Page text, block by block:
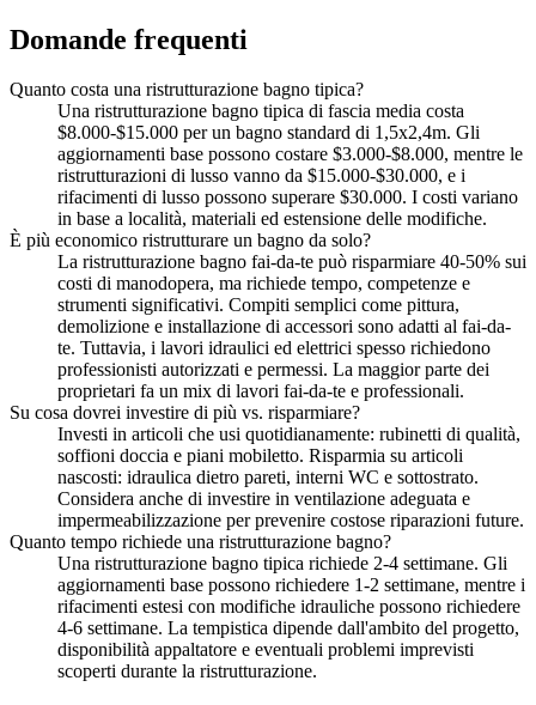
Domande frequenti
Quanto costa una ristrutturazione bagno tipica?
Una ristrutturazione bagno tipica di fascia media costa
$8.000-$15.000 per un bagno standard di 1,5x2,4m. Gli
aggiornamenti base possono costare $3.000-$8.000, mentre le
ristrutturazioni di lusso vanno da $15.000-$30.000, e i
rifacimenti di lusso possono superare $30.000. I costi variano
in base a località, materiali ed estensione delle modifiche.
È più economico ristrutturare un bagno da solo?
La ristrutturazione bagno fai-da-te può risparmiare 40-50% sui
costi di manodopera, ma richiede tempo, competenze e
strumenti significativi. Compiti semplici come pittura,
demolizione e installazione di accessori sono adatti al fai-da-
te. Tuttavia, i lavori idraulici ed elettrici spesso richiedono
professionisti autorizzati e permessi. La maggior parte dei
proprietari fa un mix di lavori fai-da-te e professionali.
Su cosa dovrei investire di più vs. risparmiare?
Investi in articoli che usi quotidianamente: rubinetti di qualità,
soffioni doccia e piani mobiletto. Risparmia su articoli
nascosti: idraulica dietro pareti, interni WC e sottostrato.
Considera anche di investire in ventilazione adeguata e
impermeabilizzazione per prevenire costose riparazioni future.
Quanto tempo richiede una ristrutturazione bagno?
Una ristrutturazione bagno tipica richiede 2-4 settimane. Gli
aggiornamenti base possono richiedere 1-2 settimane, mentre i
rifacimenti estesi con modifiche idrauliche possono richiedere
4-6 settimane. La tempistica dipende dall'ambito del progetto,
disponibilità appaltatore e eventuali problemi imprevisti
scoperti durante la ristrutturazione.